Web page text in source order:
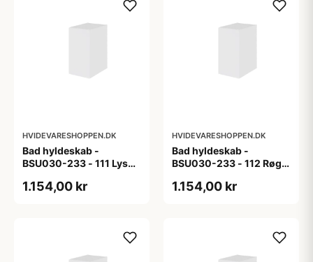
HVIDEVARESHOPPEN.DK
Bad hyldeskab -
BSU030-233 - 111 Lys
1.154,00 kr
HVIDEVARESHOPPEN.DK
Bad hyldeskab -
BSU030-233 - 112 Røget
1.154,00 kr